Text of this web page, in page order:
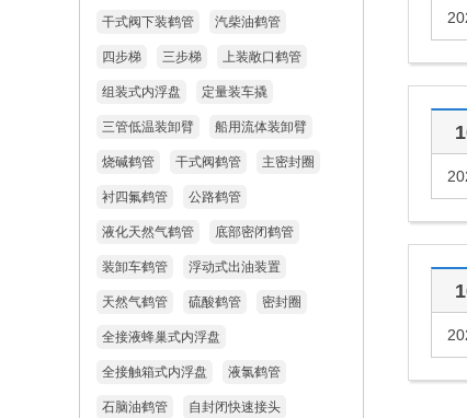
干式阀下装鹤管 汽柴油鹤管
四步梯 三步梯 上装敞口鹤管
组装式内浮盘 定量装车撬
三管低温装卸臂 船用流体装卸臂
烧碱鹤管 干式阀鹤管 主密封圈
衬四氟鹤管 公路鹤管
液化天然气鹤管 底部密闭鹤管
装卸车鹤管 浮动式出油装置
天然气鹤管 硫酸鹤管 密封圈
全接液蜂巢式内浮盘
全接触箱式内浮盘 液氯鹤管
石脑油鹤管 自封闭快速接头